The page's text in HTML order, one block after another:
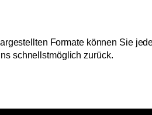
Formate können Sie
schnellstmöglich zurück.